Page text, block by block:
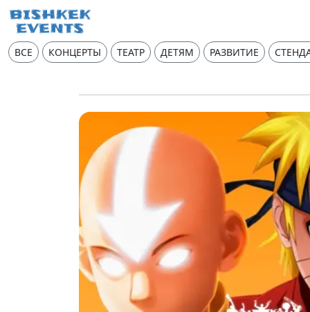
ВСЕ КОНЦЕРТЫ ТЕАТР ДЕТЯМ РАЗВИТИЕ